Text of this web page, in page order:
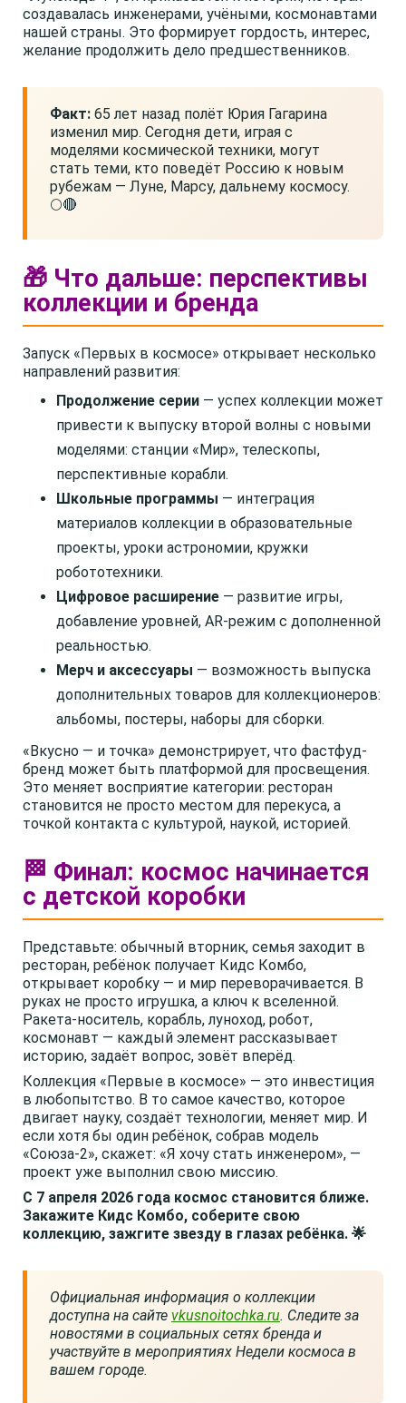
создавалась инженерами, учёными, космонавтами
нашей страны. Это формирует гордость, интерес,
желание продолжить дело предшественников.
Факт: 65 лет назад полёт Юрия Гагарина
изменил мир. Сегодня дети, играя с
моделями космической техники, могут
стать теми, кто поведёт Россию к новым
рубежам — Луне, Марсу, дальнему космосу.
🌕🔴
🎁 Что дальше: перспективы
коллекции и бренда
Запуск «Первых в космосе» открывает несколько
направлений развития:
Продолжение серии — успех коллекции может
привести к выпуску второй волны с новыми
моделями: станции «Мир», телескопы,
перспективные корабли.
Школьные программы — интеграция
материалов коллекции в образовательные
проекты, уроки астрономии, кружки
робототехники.
Цифровое расширение — развитие игры,
добавление уровней, AR-режим с дополненной
реальностью.
Мерч и аксессуары — возможность выпуска
дополнительных товаров для коллекционеров:
альбомы, постеры, наборы для сборки.
«Вкусно — и точка» демонстрирует, что фастфуд-
бренд может быть платформой для просвещения.
Это меняет восприятие категории: ресторан
становится не просто местом для перекуса, а
точкой контакта с культурой, наукой, историей.
🏁 Финал: космос начинается
с детской коробки
Представьте: обычный вторник, семья заходит в
ресторан, ребёнок получает Кидс Комбо,
открывает коробку — и мир переворачивается. В
руках не просто игрушка, а ключ к вселенной.
Ракета-носитель, корабль, луноход, робот,
космонавт — каждый элемент рассказывает
историю, задаёт вопрос, зовёт вперёд.
Коллекция «Первые в космосе» — это инвестиция
в любопытство. В то самое качество, которое
двигает науку, создаёт технологии, меняет мир. И
если хотя бы один ребёнок, собрав модель
«Союза-2», скажет: «Я хочу стать инженером», —
проект уже выполнил свою миссию.
С 7 апреля 2026 года космос становится ближе.
Закажите Кидс Комбо, соберите свою
коллекцию, зажгите звезду в глазах ребёнка. 🌟
Официальная информация о коллекции
доступна на сайте vkusnoitochka.ru. Следите за
новостями в социальных сетях бренда и
участвуйте в мероприятиях Недели космоса в
вашем городе.